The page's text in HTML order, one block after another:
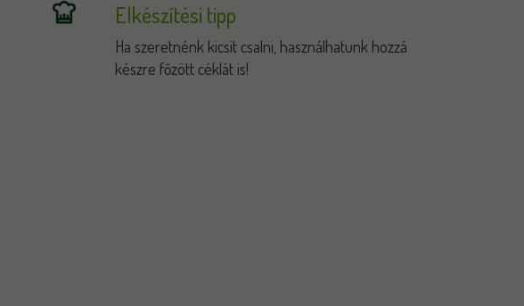
Elkészítési tipp
Ha szeretnénk kicsit csalni, használhatunk hozzá
készre főzött céklát is!